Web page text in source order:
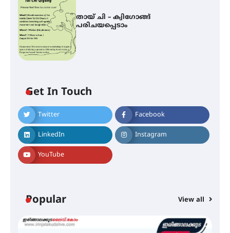
തായ് ചി – ക്വിഗോങ്ങ്
പരിചയപ്പെടാം
Get In Touch
Twitter Facebook
LinkedIn Instagram
YouTube
Popular View all
ഐ.ഐ.ടി മദ്രാസ്സിൽ നിന്നും
ഡോക്ടറേറ്റ് – ഇരിങ്ങാലക്കുട
സ്വദേശി ആതിര എം കെ യുടെ
നേട്ടം പ്രതിസന്ധികളോട് പൊരുതി